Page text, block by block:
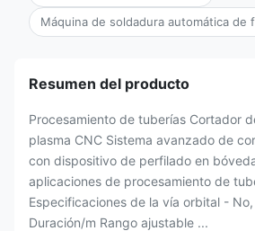
Máquina de soldadura automática de
Resumen del producto
Procesamiento de tuberías Cortador
plasma CNC Sistema avanzado de
con dispositivo de perfilado en
aplicaciones de procesamiento de
Especificaciones de la vía orbital -
Duración/m Rango ajustable ...